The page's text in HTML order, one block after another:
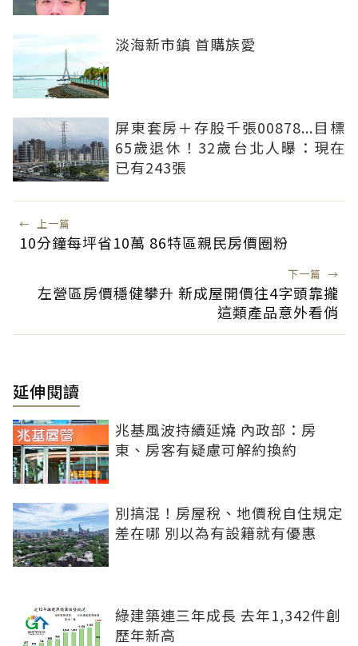
淡海新市鎮 首購族愛
屏東套房＋存股千張00878...目標
65歲退休！32歲台北人曝：現在
已有243張
← 上一篇
10分鐘每坪省10萬 86特區親民房價圈粉
下一篇 →
左營區房價穩健攀升 新成屋開價往4字頭靠攏
這類產品意外看俏
延伸閱讀
兆基風波持續延燒 內政部：房
東、房客有疑慮可解約換約
別搞混！房屋稅、地價稅自住規定
差在哪 別以為有設籍就有優惠
綠建築連三年成長 去年1,342件創
歷年新高